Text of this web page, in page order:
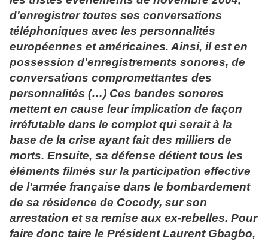
d'enregistrer toutes ses conversations
téléphoniques avec les personnalités
européennes et américaines. Ainsi, il est en
possession d'enregistrements sonores, de
conversations compromettantes des
personnalités (…) Ces bandes sonores
mettent en cause leur implication de façon
irréfutable dans le complot qui serait à la
base de la crise ayant fait des milliers de
morts. Ensuite, sa défense détient tous les
éléments filmés sur la participation effective
de l'armée française dans le bombardement
de sa résidence de Cocody, sur son
arrestation et sa remise aux ex-rebelles. Pour
faire donc taire le Président Laurent Gbagbo,